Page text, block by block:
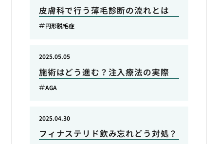
皮膚科で行う薄毛診断の流れとは
円形脱毛症
施術はどう進む？注入療法の実際
2025.05.05
AGA
フィナステリド飲み忘れどう対処？
2025.04.30